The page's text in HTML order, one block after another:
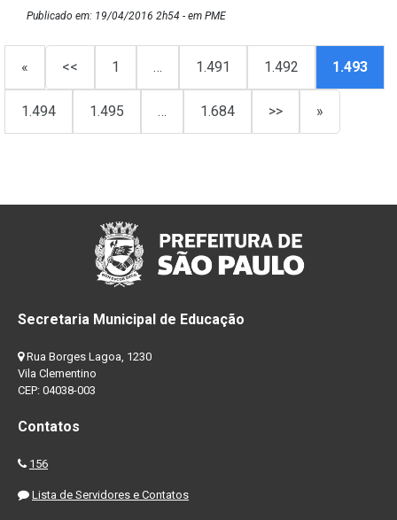
Publicado em: 19/04/2016 2h54 - em PME
« << 1 … 1.491 1.492 1.493
1.494 1.495 … 1.684 >> »
Secretaria Municipal de Educação
Rua Borges Lagoa, 1230
Vila Clementino
CEP: 04038-003
Contatos
156
Lista de Servidores e Contatos